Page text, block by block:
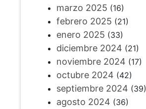
marzo 2025 (16)
febrero 2025 (21)
enero 2025 (33)
diciembre 2024 (21)
noviembre 2024 (17)
octubre 2024 (42)
septiembre 2024 (39)
agosto 2024 (36)